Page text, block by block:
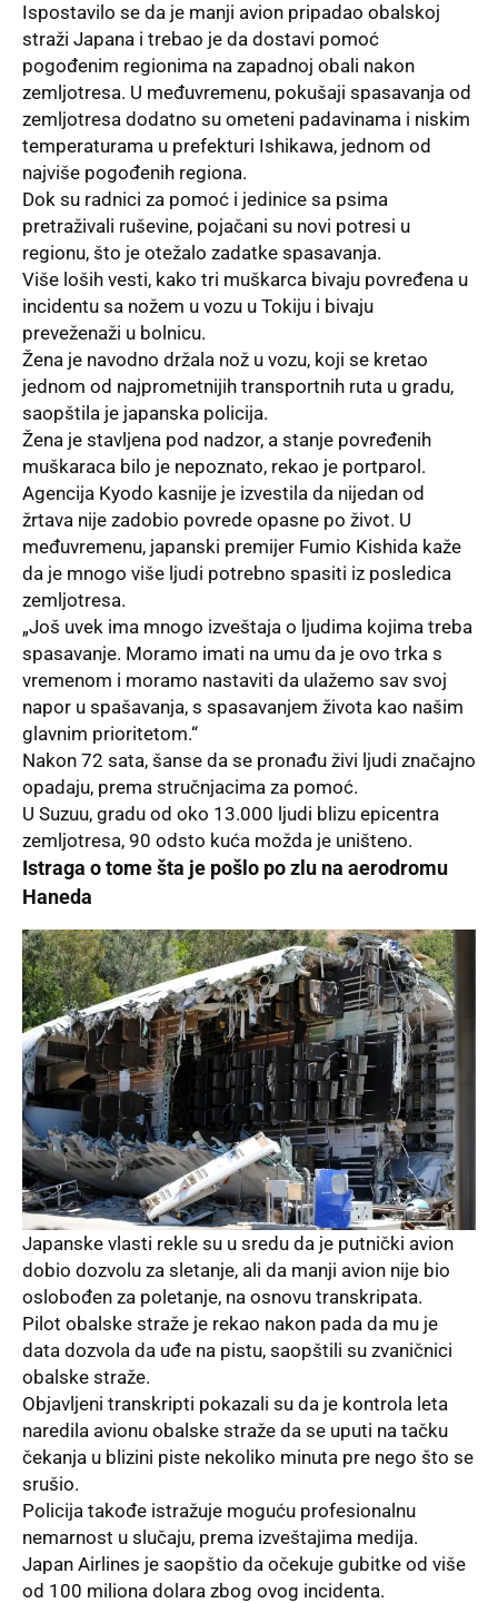
Ispostavilo se da je manji avion pripadao obalskoj
straži Japana i trebao je da dostavi pomoć
pogođenim regionima na zapadnoj obali nakon
zemljotresa. U međuvremenu, pokušaji spasavanja od
zemljotresa dodatno su ometeni padavinama i niskim
temperaturama u prefekturi Ishikawa, jednom od
najviše pogođenih regiona.
Dok su radnici za pomoć i jedinice sa psima
pretraživali ruševine, pojačani su novi potresi u
regionu, što je otežalo zadatke spasavanja.
Više loših vesti, kako tri muškarca bivaju povređena u
incidentu sa nožem u vozu u Tokiju i bivaju
preveženaži u bolnicu.
Žena je navodno držala nož u vozu, koji se kretao
jednom od najprometnijih transportnih ruta u gradu,
saopštila je japanska policija.
Žena je stavljena pod nadzor, a stanje povređenih
muškaraca bilo je nepoznato, rekao je portparol.
Agencija Kyodo kasnije je izvestila da nijedan od
žrtava nije zadobio povrede opasne po život. U
međuvremenu, japanski premijer Fumio Kishida kaže
da je mnogo više ljudi potrebno spasiti iz posledica
zemljotresa.
„Još uvek ima mnogo izveštaja o ljudima kojima treba
spasavanje. Moramo imati na umu da je ovo trka s
vremenom i moramo nastaviti da ulažemo sav svoj
napor u spašavanja, s spasavanjem života kao našim
glavnim prioritetom.“
Nakon 72 sata, šanse da se pronađu živi ljudi značajno
opadaju, prema stručnjacima za pomoć.
U Suzuu, gradu od oko 13.000 ljudi blizu epicentra
zemljotresa, 90 odsto kuća možda je uništeno.
Istraga o tome šta je pošlo po zlu na aerodromu
Haneda
Japanske vlasti rekle su u sredu da je putnički avion
dobio dozvolu za sletanje, ali da manji avion nije bio
oslobođen za poletanje, na osnovu transkripata.
Pilot obalske straže je rekao nakon pada da mu je
data dozvola da uđe na pistu, saopštili su zvaničnici
obalske straže.
Objavljeni transkripti pokazali su da je kontrola leta
naredila avionu obalske straže da se uputi na tačku
čekanja u blizini piste nekoliko minuta pre nego što se
srušio.
Policija takođe istražuje moguću profesionalnu
nemarnost u slučaju, prema izveštajima medija.
Japan Airlines je saopštio da očekuje gubitke od više
od 100 miliona dolara zbog ovog incidenta.